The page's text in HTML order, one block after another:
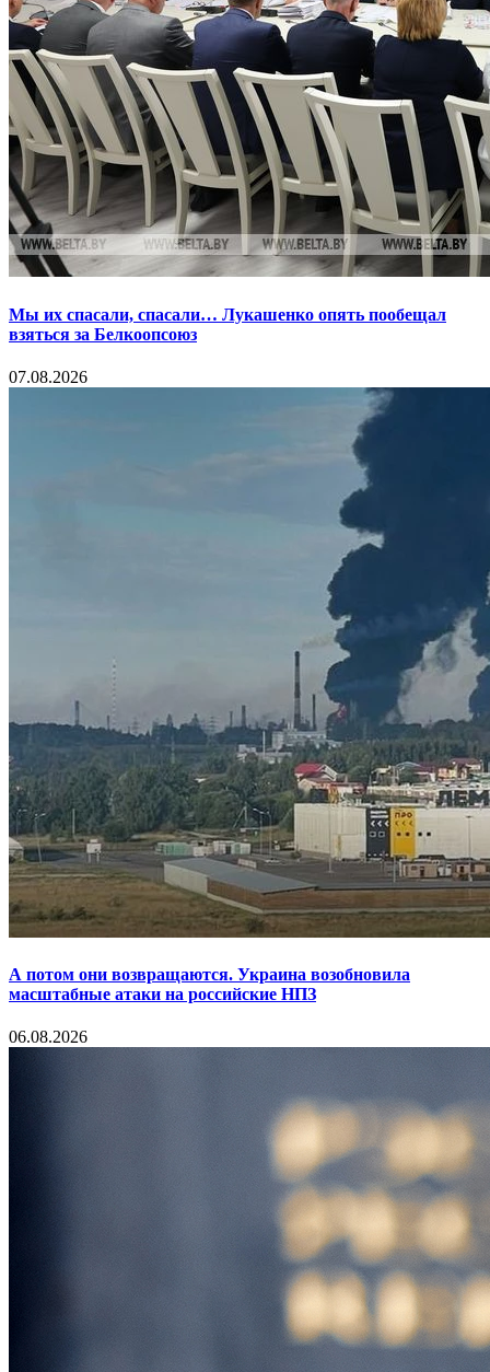
Мы их спасали, спасали… Лукашенко опять пообещал
взяться за Белкоопсоюз
07.08.2026
А потом они возвращаются. Украина возобновила
масштабные атаки на российские НПЗ
06.08.2026